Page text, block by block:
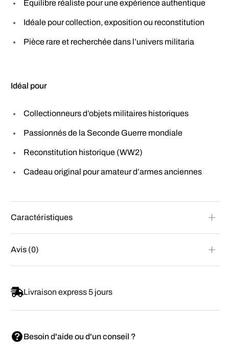
Équilibre réaliste pour une expérience authentique
Idéale pour collection, exposition ou reconstitution
Pièce rare et recherchée dans l’univers militaria
Idéal pour
Collectionneurs d’objets militaires historiques
Passionnés de la Seconde Guerre mondiale
Reconstitution historique (WW2)
Cadeau original pour amateur d’armes anciennes
Caractéristiques
Avis (0)
Livraison express 5 jours
Besoin d'aide ou d'un conseil ?